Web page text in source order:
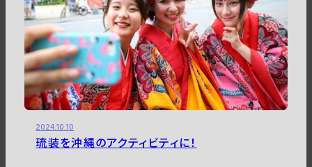
2024.10.10
琉装を沖縄のアクティビティに！